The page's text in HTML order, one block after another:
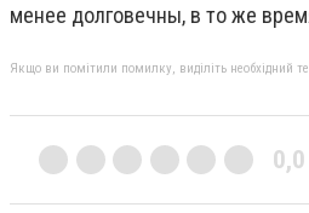
менее долговечны, в то же
Якщо ви помітили помилку, виділіть необхідний
0,0